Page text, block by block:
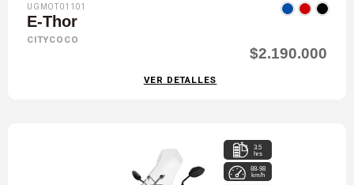
UGMOT01101
E-Thor
CITYCOCO
$2.190.000
VER DETALLES
3.5
hrs
88-98
km/h